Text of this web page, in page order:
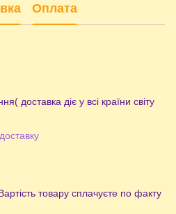
Оплата
доставка діє у всі країни світу
товару сплачуєте по факту